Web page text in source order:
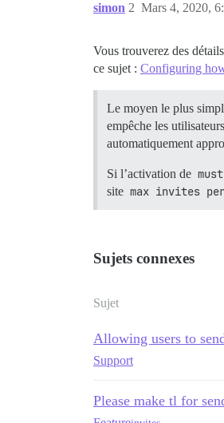
simon Mars 4, 2020,
2
Vous trouverez des
ce sujet : Configuring
Le moyen le plus
empêche les
automatiquement
Si l’activation de
site max invites
Sujets connexes
Sujet
Allowing users to
Support
Please make tl for